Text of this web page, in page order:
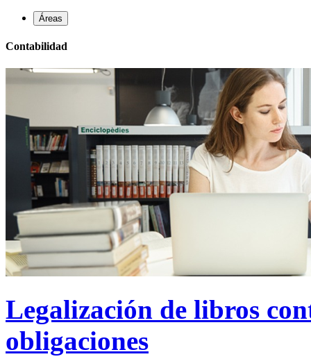
Áreas
Contabilidad
Legalización de libros
obligaciones